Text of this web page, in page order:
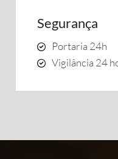
Segurança
Portaria 24h
Vigilância 24